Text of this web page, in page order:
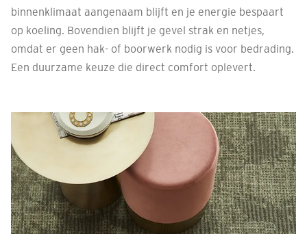
binnenklimaat aangenaam blijft en je energie bespaart
op koeling. Bovendien blijft je gevel strak en netjes,
omdat er geen hak- of boorwerk nodig is voor bedrading.
Een duurzame keuze die direct comfort oplevert.